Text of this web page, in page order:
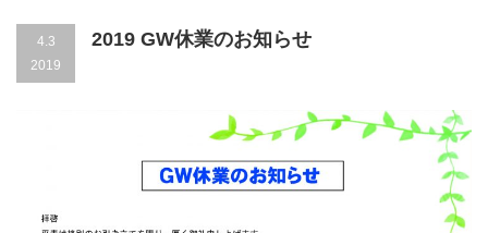
4.3
2019
2019 GW休業のお知らせ